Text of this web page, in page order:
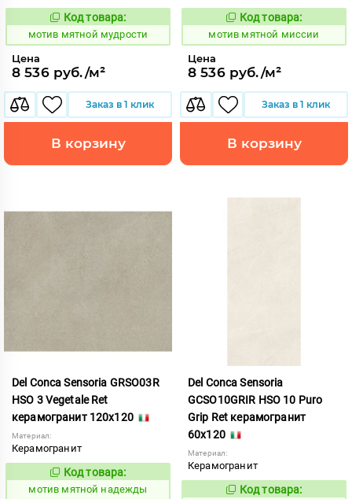
1039055
Код товара:
мотив мятной мудрости
Цена
8 536 руб./м²
Заказ в 1 клик
В корзину
1039052
Код товара:
мотив мятной миссии
Цена
8 536 руб./м²
Заказ в 1 клик
В корзину
Del Conca Sensoria GRSO03R
HSO 3 Vegetale Ret
керамогранит 120x120
Материал:
Керамогранит
1039057
Код товара:
мотив мятной надежды
Del Conca Sensoria
GCSO10GRIR HSO 10 Puro
Grip Ret керамогранит
60x120
Материал:
Керамогранит
1039070
Код товара: